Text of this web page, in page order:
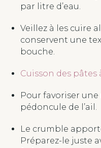
par litre d’eau.
Veillez à les cuire
conservent une
bouche.
Cuisson des pâtes
Pour favoriser
pédoncule de l’ail.
Le crumble
Préparez-le juste